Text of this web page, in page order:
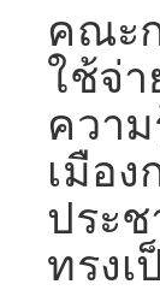
คณะ
ใช้จ่า
ควา
เมือ
ประ
ทรง